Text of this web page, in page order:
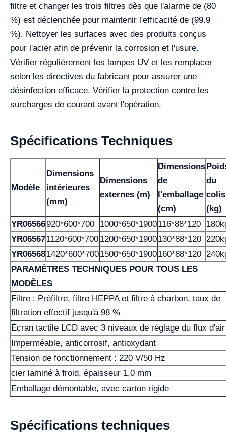
filtre et changer les trois filtres dès que l'alarme de (80
%) est déclenchée pour maintenir l'efficacité de (99.9
%). Nettoyer les surfaces avec des produits conçus
pour l'acier afin de prévenir la corrosion et l'usure.
Vérifier régulièrement les lampes UV et les remplacer
selon les directives du fabricant pour assurer une
désinfection efficace. Vérifier la protection contre les
surcharges de courant avant l'opération.
Spécifications Techniques
Modèle
Dimensions
intérieures
(mm)
Dimensions
externes (m)
Dimensions
de
l'emballage
(cm)
du
colis
(kg)
YR06566920*600*700 1000*650*1900116*88*120
YR065671120*600*700 1200*650*1900130*88*120
YR065681420*600*7001500*650*1900160*88*120
PARAMÈTRES TECHNIQUES POUR TOUS LES
MODÈLES
Filtre : Préfiltre, filtre HEPPA et filtre à charbon, taux de
filtration effectif jusqu'à 98 %
Écran tactile LCD avec 3 niveaux de réglage du flux d'air
Imperméable, anticorrosif, antioxydant
Tension de fonctionnement : 220 V/50 Hz
cier laminé à froid, épaisseur 1,0 mm
Emballage démontable, avec carton rigide
Spécifications techniques